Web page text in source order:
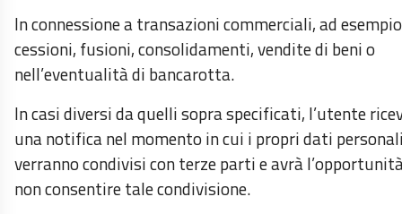
In connessione a transazioni commerciali, ad esempio
cessioni, fusioni, consolidamenti, vendite di beni o
nell’eventualità di bancarotta.
In casi diversi da quelli sopra specificati, l’utente
una notifica nel momento in cui i propri dati
verranno condivisi con terze parti e avrà
non consentire tale condivisione.